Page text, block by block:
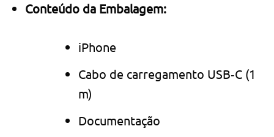
Conteúdo da Embalagem:
iPhone
Cabo de carrega­mento USB‑C (1
m)
Documentação